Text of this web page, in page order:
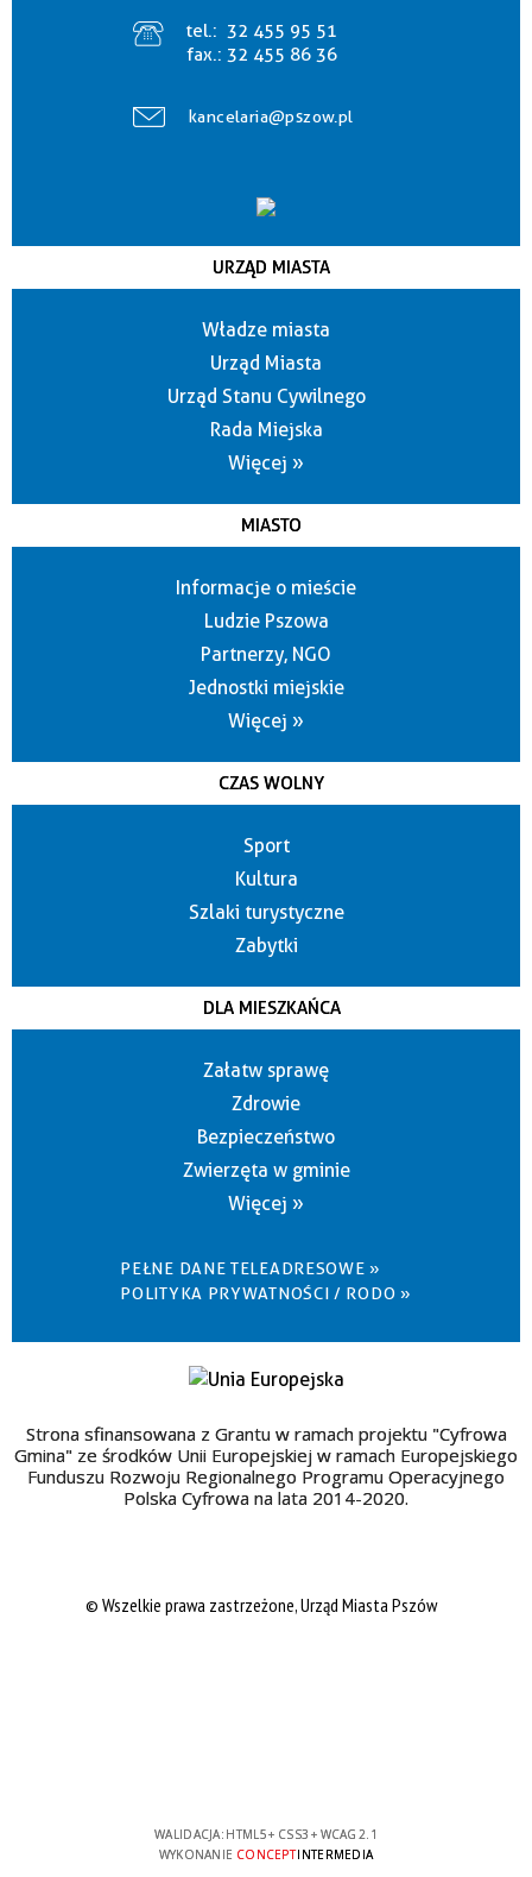
tel.: 32 455 95 51
fax.: 32 455 86 36
kancelaria@pszow.pl
URZĄD MIASTA
Władze miasta
Urząd Miasta
Urząd Stanu Cywilnego
Rada Miejska
Więcej »
MIASTO
Informacje o mieście
Ludzie Pszowa
Partnerzy, NGO
Jednostki miejskie
Więcej »
CZAS WOLNY
Sport
Kultura
Szlaki turystyczne
Zabytki
DLA MIESZKAŃCA
Załatw sprawę
Zdrowie
Bezpieczeństwo
Zwierzęta w gminie
Więcej »
PEŁNE DANE TELEADRESOWE »
POLITYKA PRYWATNOŚCI / RODO »
Strona sfinansowana z Grantu w ramach projektu "Cyfrowa
Gmina" ze środków Unii Europejskiej w ramach Europejskiego
Funduszu Rozwoju Regionalnego Programu Operacyjnego
Polska Cyfrowa na lata 2014-2020.
© Wszelkie prawa zastrzeżone, Urząd Miasta Pszów
WALIDACJA: HTML5+ CSS3 + WCAG 2.1
WYKONANIE CONCEPTINTERMEDIA